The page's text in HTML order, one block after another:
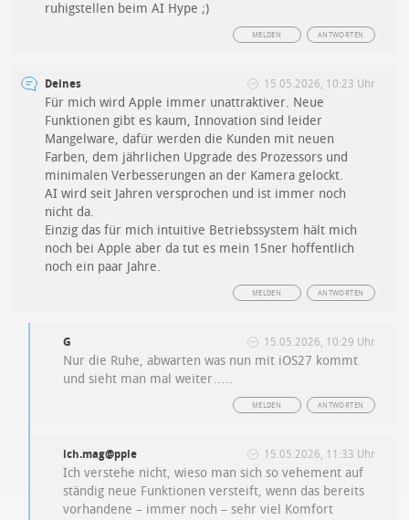
ruhigstellen beim AI Hype ;)
ANTWORTEN
MELDEN
Deines 15.05.2026, 10:23 Uhr
Für mich wird Apple immer unattraktiver. Neue
Funktionen gibt es kaum, Innovation sind leider
Mangelware, dafür werden die Kunden mit neuen
Farben, dem jährlichen Upgrade des Prozessors und
minimalen Verbesserungen an der Kamera gelockt.
AI wird seit Jahren versprochen und ist immer noch
nicht da.
Einzig das für mich intuitive Betriebssystem hält mich
noch bei Apple aber da tut es mein 15ner hoffentlich
noch ein paar Jahre.
ANTWORTEN
MELDEN
G 15.05.2026, 10:29 Uhr
Nur die Ruhe, abwarten was nun mit iOS27 kommt
und sieht man mal weiter…..
ANTWORTEN
MELDEN
ich.mag@pple 15.05.2026, 11:33 Uhr
Ich verstehe nicht, wieso man sich so vehement auf
ständig neue Funktionen versteift, wenn das bereits
vorhandene – immer noch – sehr viel Komfort